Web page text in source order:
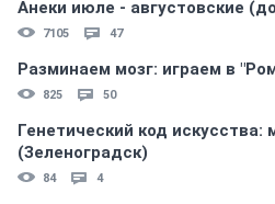
Анеки июле - августовские
7105 47
Разминаем мозг: играем в
825 50
Генетический код искусства:
(Зеленоградск)
84 4